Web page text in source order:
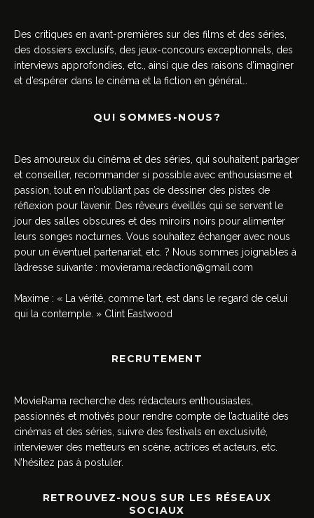
Des critiques en avant-premières sur des films et des séries,
des dossiers exclusifs, des jeux-concours exceptionnels, des
interviews approfondies, etc., ainsi que des raisons d’imaginer
et d’espérer dans le cinéma et la fiction en général…
QUI SOMMES-NOUS?
Des amoureux du cinéma et des séries, qui souhaitent partager
et conseiller, recommander si possible avec enthousiasme et
passion, tout en n’oubliant pas de dessiner des pistes de
réflexion pour l’avenir. Des rêveurs éveillés qui se servent le
jour des salles obscures et des miroirs noirs pour alimenter
leurs songes nocturnes. Vous souhaitez échanger avec nous
pour un éventuel partenariat, etc. ? Nous sommes joignables à
l’adresse suivante : movierama.redaction@gmail.com
Maxime : « La vérité, comme l’art, est dans le regard de celui
qui la contemple. » Clint Eastwood
RECRUTEMENT
MovieRama recherche des rédacteurs enthousiastes,
passionnés et motivés pour rendre compte de l’actualité des
cinémas et des séries, suivre des festivals en exclusivité,
interviewer des metteurs en scène, actrices et acteurs, etc.
N’hésitez pas à postuler.
RETROUVEZ-NOUS SUR LES RÉSEAUX
SOCIAUX